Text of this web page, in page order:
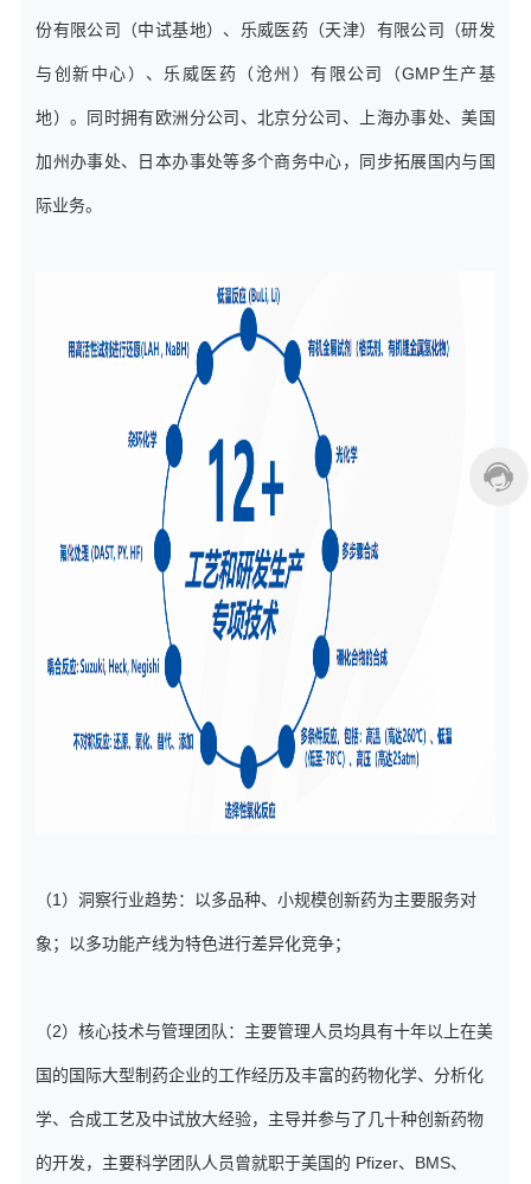
份有限公司（中试基地）、乐威医药（天津）有限公司（研发
与创新中心）、乐威医药（沧州）有限公司（GMP生产基
地）。同时拥有欧洲分公司、北京分公司、上海办事处、美国
加州办事处、日本办事处等多个商务中心，同步拓展国内与国
际业务。
（1）洞察行业趋势：以多品种、小规模创新药为主要服务对
象；以多功能产线为特色进行差异化竞争；
（2）核心技术与管理团队：主要管理人员均具有十年以上在美
国的国际大型制药企业的工作经历及丰富的药物化学、分析化
学、合成工艺及中试放大经验，主导并参与了几十种创新药物
的开发，主要科学团队人员曾就职于美国的 Pfizer、BMS、